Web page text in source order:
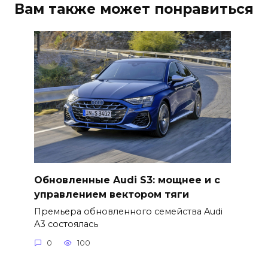
Вам также может понравиться
Обновленные Audi S3: мощнее и с
управлением вектором тяги
Премьера обновленного семейства Audi
A3 состоялась
0 100